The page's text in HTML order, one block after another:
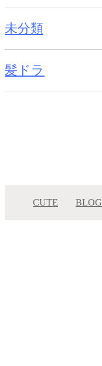
未分類
髪ドラ
CUTE BLOG